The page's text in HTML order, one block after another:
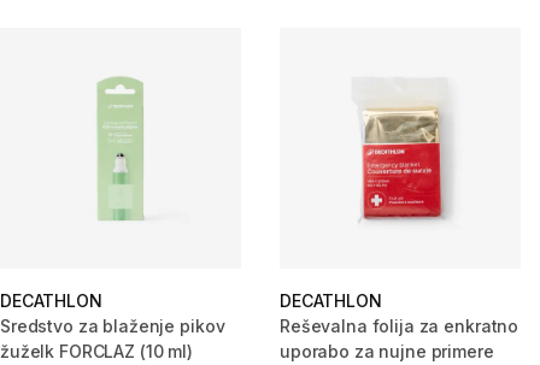
DECATHLON
Sredstvo za blaženje pikov
žuželk FORCLAZ (10 ml)
DECATHLON
Reševalna folija za enkratno
uporabo za nujne primere